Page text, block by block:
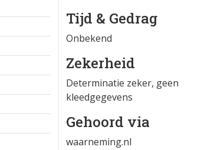
Tijd & Gedrag
Onbekend
Zekerheid
Determinatie zeker, geen
kleedgegevens
Gehoord via
waarneming.nl